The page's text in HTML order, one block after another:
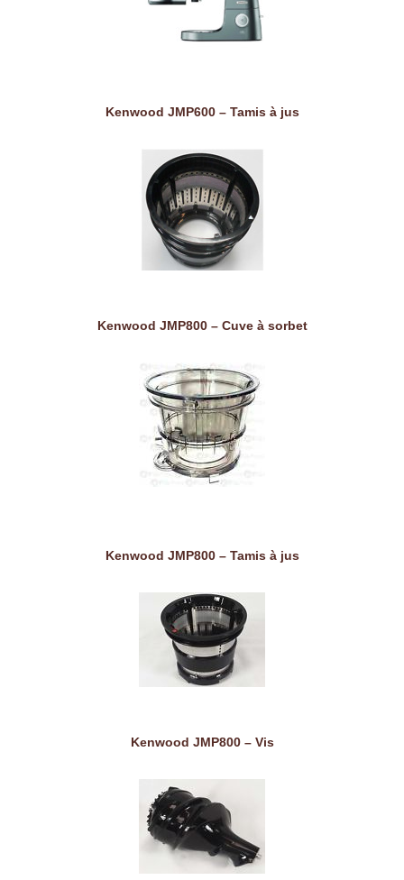
Kenwood JMP600 – Tamis à jus
Kenwood JMP800 – Cuve à sorbet
Kenwood JMP800 – Tamis à jus
Kenwood JMP800 – Vis